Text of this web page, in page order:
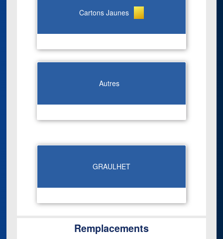
Cartons Jaunes
Autres
GRAULHET
Remplacements